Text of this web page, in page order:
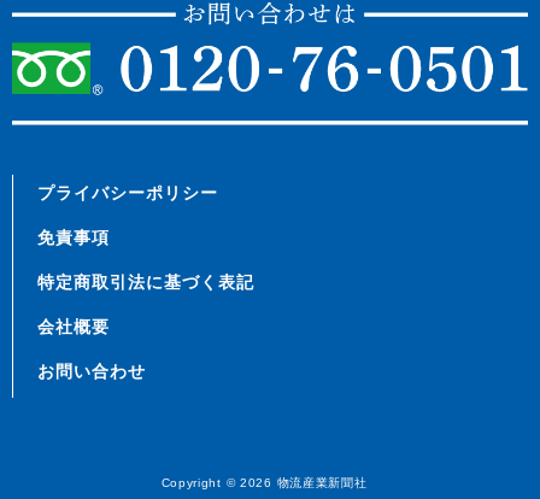
プライバシーポリシー
免責事項
特定商取引法に基づく表記
会社概要
お問い合わせ
Copyright © 2026 物流産業新聞社